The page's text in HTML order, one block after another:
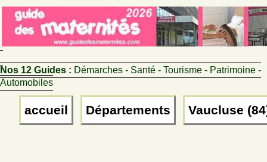
Nos 12 Guides : Démarches - Santé - Tourisme - Patrimoine -
Automobiles
accueil Départements Vaucluse